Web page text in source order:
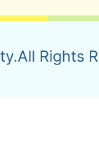
Rights